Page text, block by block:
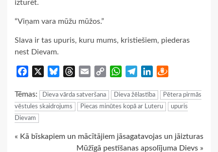
izturēt.
“Viņam vara mūžu mūžos.”
Slava ir tas upuris, kuru mums, kristiešiem, piederas
nest Dievam.
Facebook BlueskyThreads
Email
Copy
WhatsApp
TelegramLinkedIn
Tēmas: Dieva vārda satveršana Dieva žēlastība
Pētera pirmās
vēstules skaidrojums
Piecas minūtes kopā ar Luteru
upuris
Dievam
Continue
« Kā bīskapiem un mācītājiem jāsagatavojas un jāizturas
Mūžīgā pestīšanas apsolījuma Dievs »